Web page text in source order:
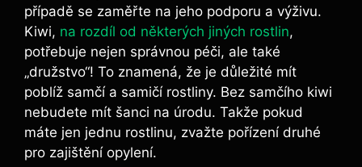
případě se zaměřte na jeho podporu a výživu.
Kiwi, na rozdíl od některých jiných rostlin,
potřebuje nejen správnou péči, ale také
„družstvo“! To znamená, že je důležité mít
poblíž samčí a samičí rostliny. Bez samčího kiwi
nebudete mít šanci na úrodu. Takže pokud
máte jen jednu rostlinu, zvažte pořízení druhé
pro zajištění opylení.